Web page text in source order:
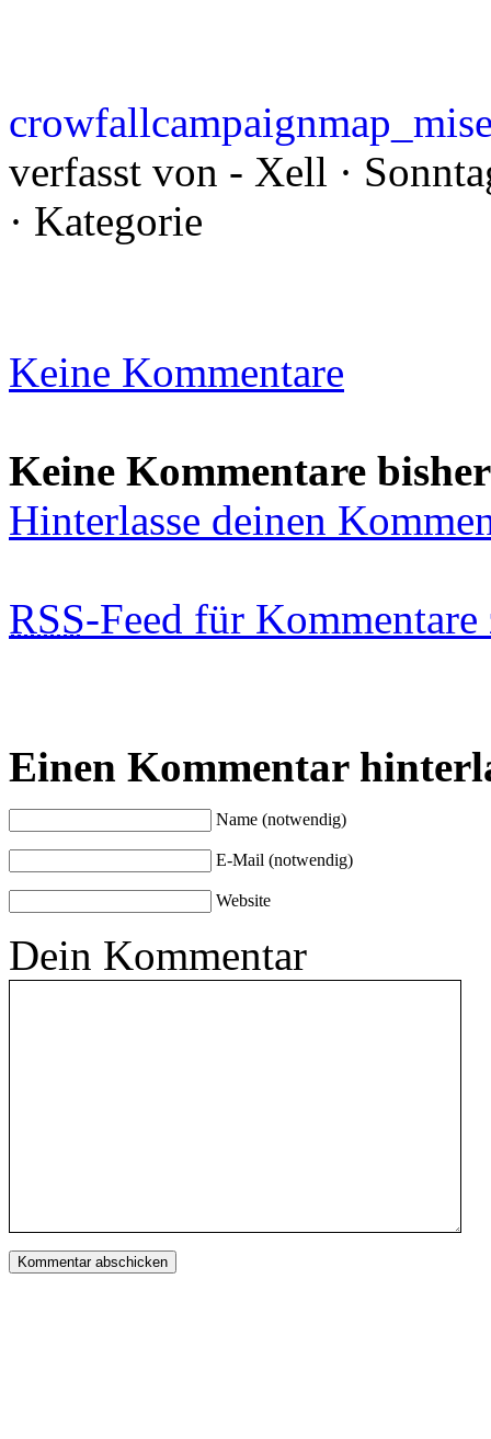
verfasst von - Xell ·
· Kategorie
Keine Kommentare
Keine Kommentare bisher
Hinterlasse deinen
RSS-Feed für
Einen Kommentar
Name (notwendig)
E-Mail (notwendig)
Website
Dein Kommentar